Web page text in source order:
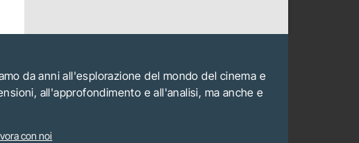
da anni all'esplorazione del mondo del cinema e
all'approfondimento e all'analisi, ma anche e
con noi